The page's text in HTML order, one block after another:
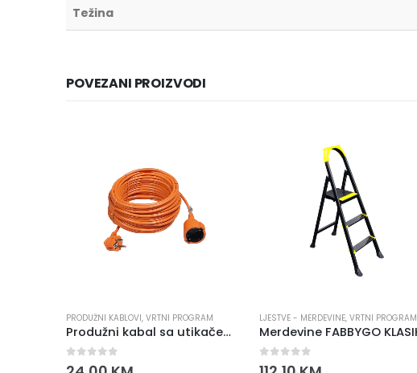
Težina
POVEZANI PROIZVODI
PRODUŽNI KABLOVI, VRTNI PROGRAM
Produžni kabal sa utikačem za kosilicu 15M
0 out of 5
LJESTVE - MERDEVINE, VRTNI PROGRAM
0out of 5